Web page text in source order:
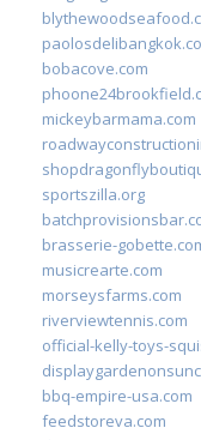
bobacove.com
mickeybarmama.com
sportszilla.org
brasserie-
musicrearte.com
morseysfarms.com
riverviewtennis.com
official-kelly-toys-
bbq-empire-usa.com
feedstoreva.com